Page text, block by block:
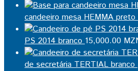
candeeiro mesa HEMMA preto
PS 2014 branco 15,000.00
de secretária TERTIAL branco